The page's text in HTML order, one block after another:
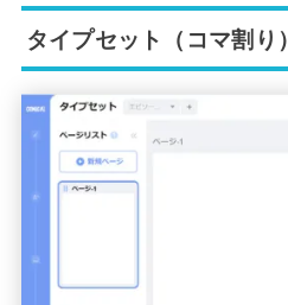
タイプセット（コマ割り）